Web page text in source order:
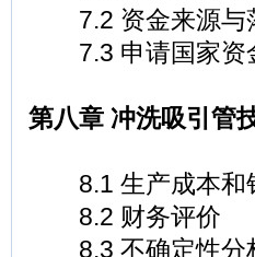
7.2 资金来源与
7.3 申请国家资
第八章 冲洗吸引管
8.1 生产成本和
8.2 财务评价
8.3 不确定性分